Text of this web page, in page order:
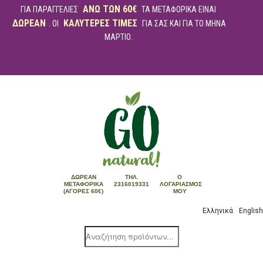
ΓΙΑ ΠΑΡΑΓΓΕΛΙΕΣ ΑΝΩ ΤΩΝ 60€ ΤΑ ΜΕΤΑΦΟΡΙΚΑ ΕΙΝΑΙ
ΔΩΡΕΑΝ . ΟΙ ΚΑΛΥΤΕΡΕΣ ΤΙΜΕΣ
ΓΙΑ ΣΑΣ ΚΑΙ ΓΙΑ ΤΟ ΜΗΝΑ
ΜΑΡΤΙΟ.
ΔΩΡΕΆΝ
ΜΕΤΑΦΟΡΙΚΆ
(ΑΓΟΡΈΣ 60€)
ΤΗΛ.
2316019331
Ο
ΛΟΓΑΡΙΑΣΜΌΣ
ΜΟΥ
Ελληνικά English
Products